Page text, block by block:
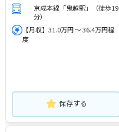
京成本線「鬼越駅」（徒歩19
分）
【月収】31.0万円 ～ 36.4万円程
度
保存する